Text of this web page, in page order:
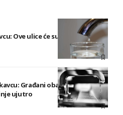
Ove ulice će sutra biti bez
Građani obaviješteni tek u
ujutro